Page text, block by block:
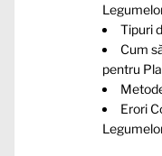
Tipuri
Cum
pentru
Erori